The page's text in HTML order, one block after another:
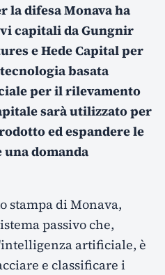
la difesa Monava ha
capitali da Gungnir
e Hede Capital per
basata
per il rilevamento
sarà utilizzato per
ed espandere le
domanda
stampa di Monava,
passivo che,
artificiale, è
e classificare i